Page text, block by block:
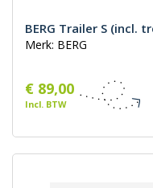
BERG Trailer S (incl.
Merk: BERG
€ 89,00
Incl. BTW